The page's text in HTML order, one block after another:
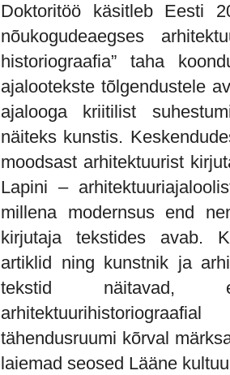
Doktoritöö käsitleb Eesti
nõukogudeaegses
historiograafia” taha
ajalootekste tõlgendustele
ajalooga kriitilist
näiteks kunstis.
moodsast arhitektuurist
Lapini –
millena modernsus end
kirjutaja tekstides avab.
artiklid ning kunstnik ja
tekstid näitavad,
tähendusruumi kõrval
laiemad seosed Lääne